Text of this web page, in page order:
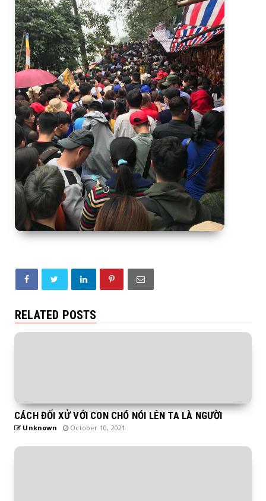
RELATED POSTS
CÁCH ĐỐI XỬ VỚI CON CHÓ NÓI LÊN TA LÀ NGƯỜI
Unknown October 10, 2021